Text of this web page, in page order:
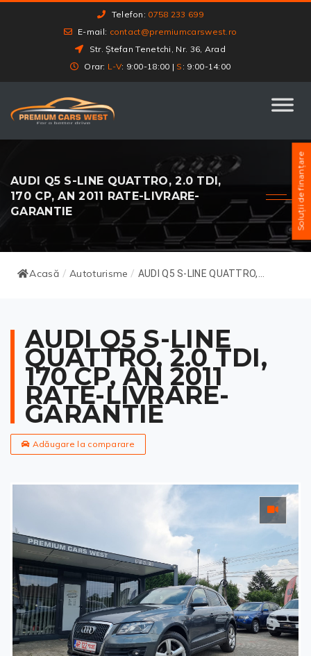
Telefon: 0758 233 699
E-mail: contact@premiumcarswest.ro
Str. Ștefan Tenetchi, Nr. 36, Arad
Orar: L-V: 9:00-18:00 | S : 9:00-14:00
AUDI Q5 S-LINE QUATTRO, 2.0 TDI,
170 CP, AN 2011 RATE-LIVRARE-
GARANTIE
Acasă / Autoturisme / AUDI Q5 S-LINE QUATTRO,...
AUDI Q5 S-LINE
QUATTRO, 2.0 TDI,
170 CP, AN 2011
RATE-LIVRARE-
GARANTIE
Adăugare la comparare
Soluții de finanțare